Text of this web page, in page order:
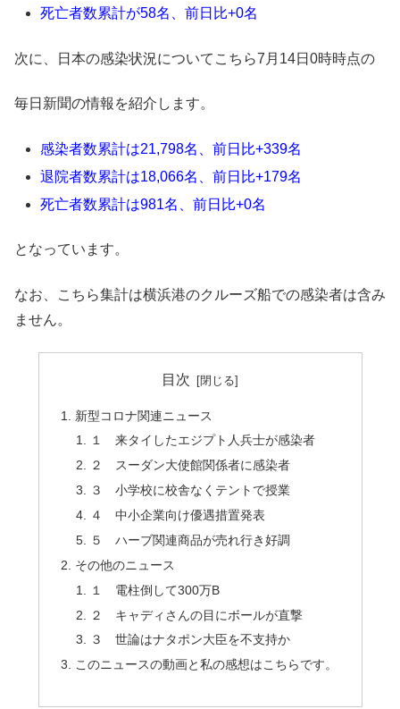
死亡者数累計が58名、前日比+0名
次に、日本の感染状況についてこちら7月14日0時時点の
毎日新聞の情報を紹介します。
感染者数累計は21,798名、前日比+339名
退院者数累計は18,066名、前日比+179名
死亡者数累計は981名、前日比+0名
となっています。
なお、こちら集計は横浜港のクルーズ船での感染者は含み
ません。
目次
新型コロナ関連ニュース
１ 来タイしたエジプト人兵士が感染者
２ スーダン大使館関係者に感染者
３ 小学校に校舎なくテントで授業
４ 中小企業向け優遇措置発表
５ ハーブ関連商品が売れ行き好調
その他のニュース
１ 電柱倒して300万B
２ キャディさんの目にボールが直撃
３ 世論はナタポン大臣を不支持か
このニュースの動画と私の感想はこちらです。